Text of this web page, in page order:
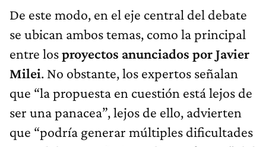
De este modo, en el eje central del debate
se ubican ambos temas, como la principal
entre losproyectos anunciados por Javier
Milei. No obstante, los expertos señalan
que “la propuesta en cuestión está lejos de
ser una panacea”, lejos de ello, advierten
que “podría generar múltiples dificultades